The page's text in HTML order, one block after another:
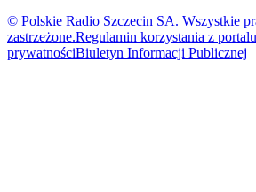
© Polskie Radio Szczecin SA. Wszystkie
zastrzeżone.Regulamin korzystania z portalu
prywatnościBiuletyn Informacji Publicznej